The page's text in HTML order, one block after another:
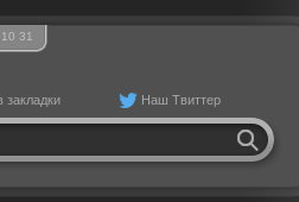
10 31
закладки Наш Твиттер